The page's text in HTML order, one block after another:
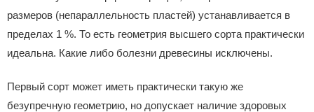
размеров (непараллельность пластей) устанавливается в
пределах 1 %. То есть геометрия высшего сорта практически
идеальна. Какие либо болезни древесины исключены.
Первый сорт может иметь практически такую же
безупречную геометрию, но допускает наличие здоровых